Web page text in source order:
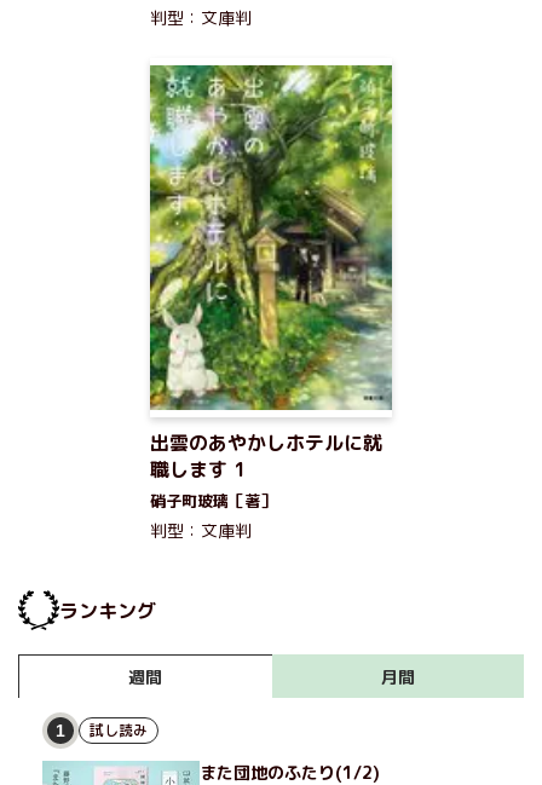
判型：文庫判
出雲のあやかしホテルに就
職します 1
硝子町玻璃［著］
判型：文庫判
ランキング
週間 月間
1 試し読み
また団地のふたり(1/2)